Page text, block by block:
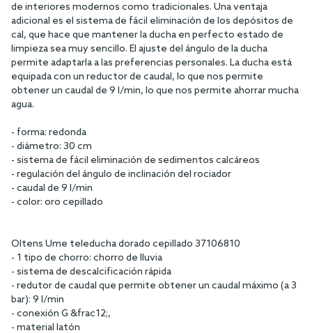
de interiores modernos como tradicionales. Una ventaja
adicional es el sistema de fácil eliminación de los depósitos de
cal, que hace que mantener la ducha en perfecto estado de
limpieza sea muy sencillo. El ajuste del ángulo de la ducha
permite adaptarla a las preferencias personales. La ducha está
equipada con un reductor de caudal, lo que nos permite
obtener un caudal de 9 l/min, lo que nos permite ahorrar mucha
agua.
- forma: redonda
- diámetro: 30 cm
- sistema de fácil eliminación de sedimentos calcáreos
- regulación del ángulo de inclinación del rociador
- caudal de 9 l/min
- color: oro cepillado
Oltens Ume teleducha dorado cepillado 37106810
- 1 tipo de chorro: chorro de lluvia
- sistema de descalcificación rápida
- redutor de caudal que permite obtener un caudal máximo (a 3
bar): 9 l/min
- conexión G &frac12;,
- material latón